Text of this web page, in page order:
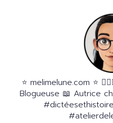
⭐️ melimelune.com ⭐️
Blogueuse 📖 Autrice